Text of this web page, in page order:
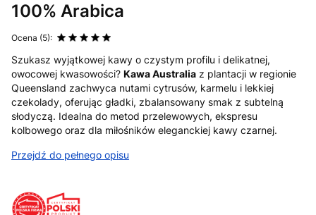
100% Arabica
Ocena (5):
Szukasz wyjątkowej kawy o czystym profilu i delikatnej,
owocowej kwasowości? Kawa Australia z plantacji w regionie
Queensland zachwyca nutami cytrusów, karmelu i lekkiej
czekolady, oferując gładki, zbalansowany smak z subtelną
słodyczą. Idealna do metod przelewowych, ekspresu
kolbowego oraz dla miłośników eleganckiej kawy czarnej.
Przejdź do pełnego opisu